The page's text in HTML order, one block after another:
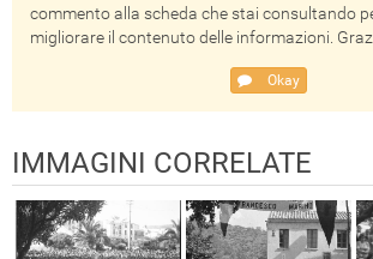
commento alla scheda che stai consultando
migliorare il contenuto delle informazioni.
Okay
IMMAGINI CORRELATE